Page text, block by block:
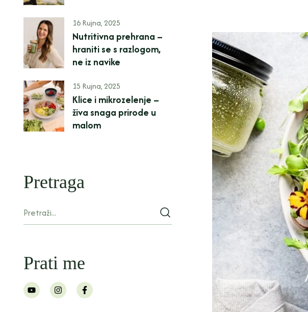
16 Rujna, 2025
Nutritivna prehrana –
hraniti se s razlogom,
ne iz navike
15 Rujna, 2025
Klice i mikrozelenje –
živa snaga prirode u
malom
Pretraga
Prati me